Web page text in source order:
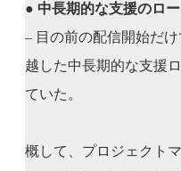
● 中長期的な支援のロ
– 目の前の配信開始だ
越した中長期的な支援
ていた。
概して、プロジェクト